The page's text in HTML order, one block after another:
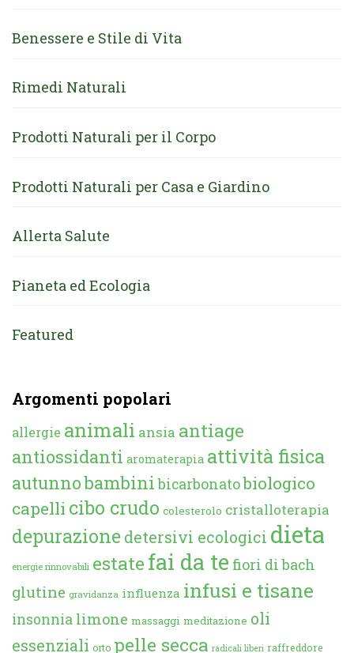
Benessere e Stile di Vita
Rimedi Naturali
Prodotti Naturali per il Corpo
Prodotti Naturali per Casa e Giardino
Allerta Salute
Pianeta ed Ecologia
Featured
Argomenti popolari
allergie animali ansia antiage
antiossidanti aromaterapia attività fisica
autunnobambini bicarbonatobiologico
capelli cibo crudo colesterolo cristalloterapia
depurazione detersivi ecologici dieta
energie rinnovabili estate fai da te fiori di bach
glutine gravidanza influenza infusi e tisane
insonnia limone massaggi meditazione oli
essenziali orto pelle secca radicali liberi raffreddore